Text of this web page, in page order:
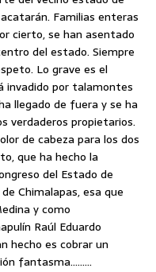
Familias enteras
cierto, se han asentado
del estado. Siempre
Lo grave es el
invadido por talamontes
llegado de fuera y se ha
verdaderos propietarios.
de cabeza para los dos
que ha hecho la
del Estado de
Chimalapas, esa que
y como
Raúl Eduardo
hecho es cobrar un
fantasma………